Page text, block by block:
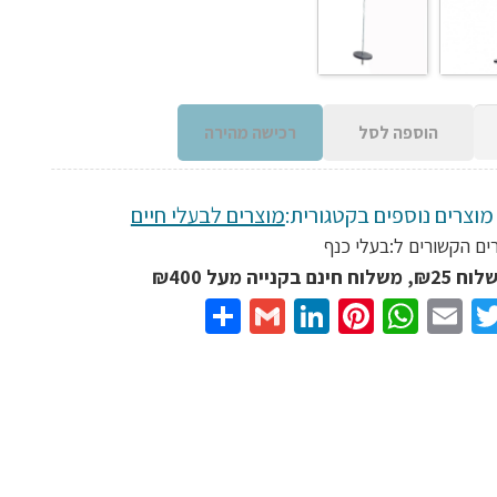
הוספה לסל רכישה מהירה
נוספים בקטגורית:מוצרים לבעלי חיים
הקשורים ל:בעלי כנף
מעל ₪400
Twitter
Email
WhatsApp
Pinterest
LinkedIn
Gmail